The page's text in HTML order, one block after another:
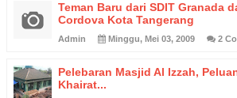
Teman Baru dari SDIT Granada
Cordova Kota Tangerang
Admin Minggu, Mei 03, 2009 2
Pelebaran Masjid Al Izzah,
Khairat...